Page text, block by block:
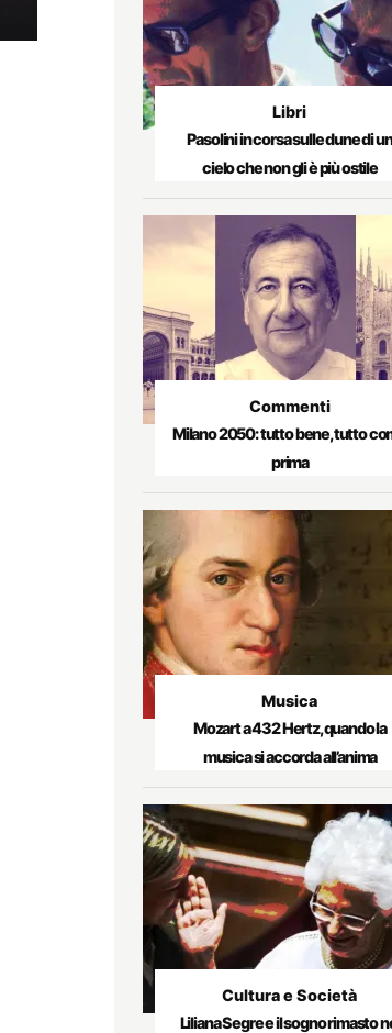
Libri
Pasolini in corsa sulle dune di un
cielo che non gli è più ostile
Commenti
Milano 2050: tutto bene, tutto
prima
Musica
Mozart a 432 Hertz, quando la
musica si accorda all’anima
Cultura e Società
Liliana Segre e il sogno rimasto